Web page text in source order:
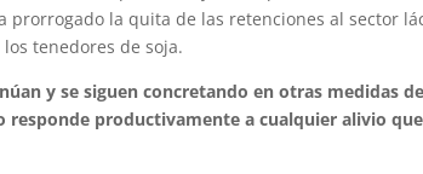
la quita de las retenciones al sector
tenedores de soja.
y se siguen concretando en otras medidas de
responde productivamente a cualquier alivio que